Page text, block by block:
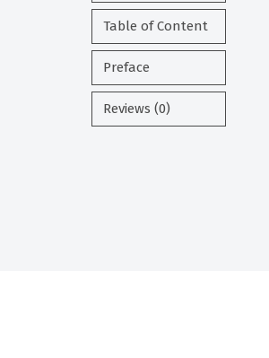
Table of Content
Preface
Reviews (0)